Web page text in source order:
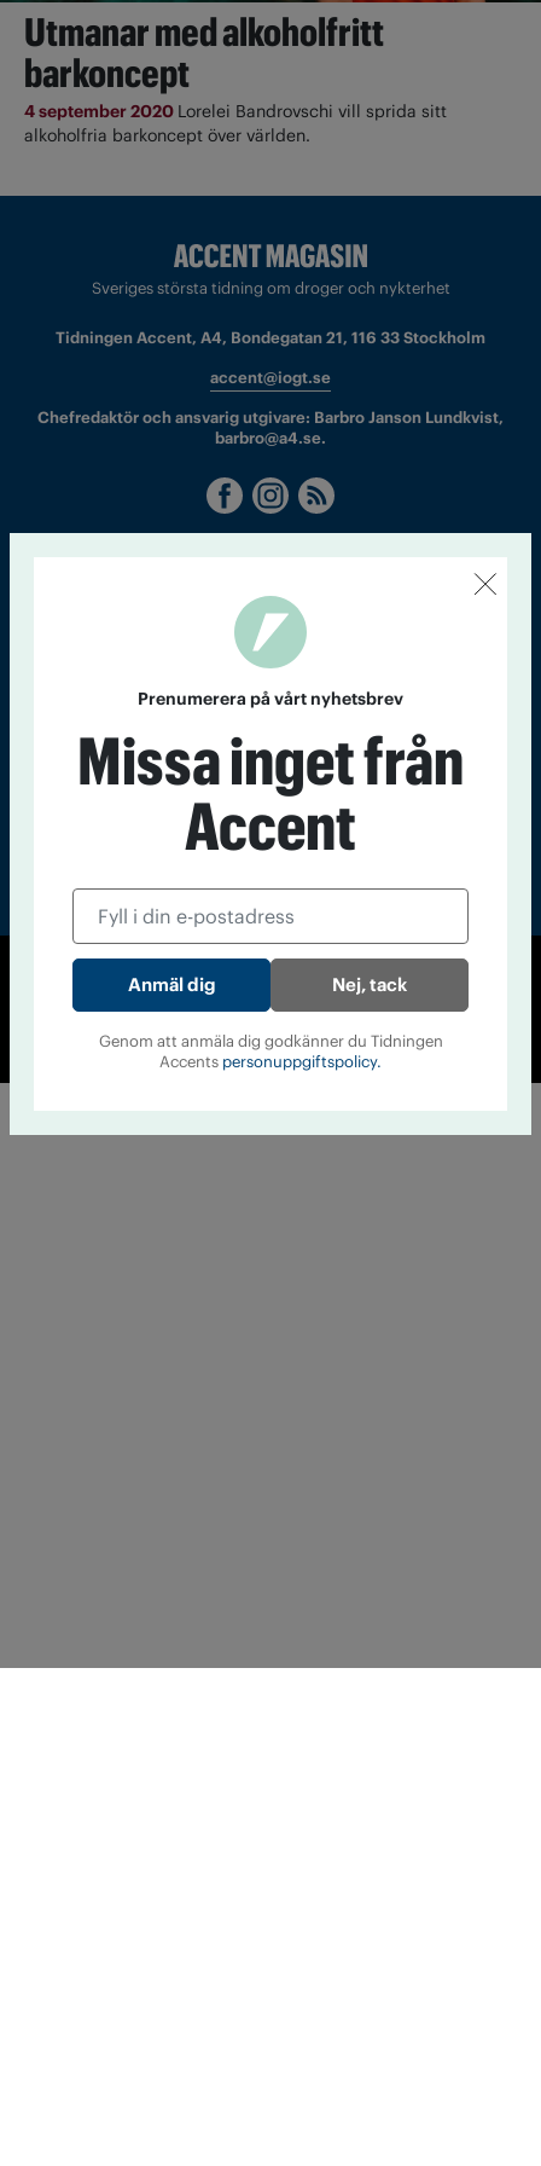
Utmanar med alkoholfritt
barkoncept
4 september 2020 Lorelei Bandrovschi vill sprida sitt
alkoholfria barkoncept över världen.
Sveriges största tidning om droger och nykterhet
Tidningen Accent, A4, Bondegatan 21, 116 33 Stockholm
accent@iogt.se
Chefredaktör och ansvarig utgivare: Barbro Janson Lundkvist,
barbro@a4.se.
Kontakt Om Tidningen Tidningsarkiv In English
© Tidningen Accent 2026
Prenumerera på vårt nyhetsbrev
Missa inget från
Accent
Nej, tack
Genom att anmäla dig godkänner du Tidningen
Accents personuppgiftspolicy.